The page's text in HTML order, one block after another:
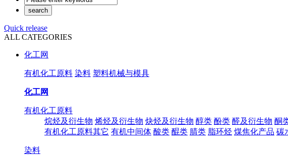
Quick release
ALL CATEGORIES
化工网
有机化工原料 染料 塑料机械与模具
化工网
有机化工原料
烷烃及衍生物 烯烃及衍生物 炔烃及衍生物 醇类 酚类 醛及衍生物 酮
有机化工原料其它 有机中间体 酸类 醌类 腈类 脂环烃 煤焦化产品 碳
染料